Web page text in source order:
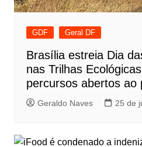
GDF Geral DF
Brasília estreia Dia
nas Trilhas
percursos abertos ao
Geraldo Naves 25 de